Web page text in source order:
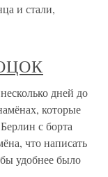
и стали,
дней до
которые
с борта
что написать
удобнее было